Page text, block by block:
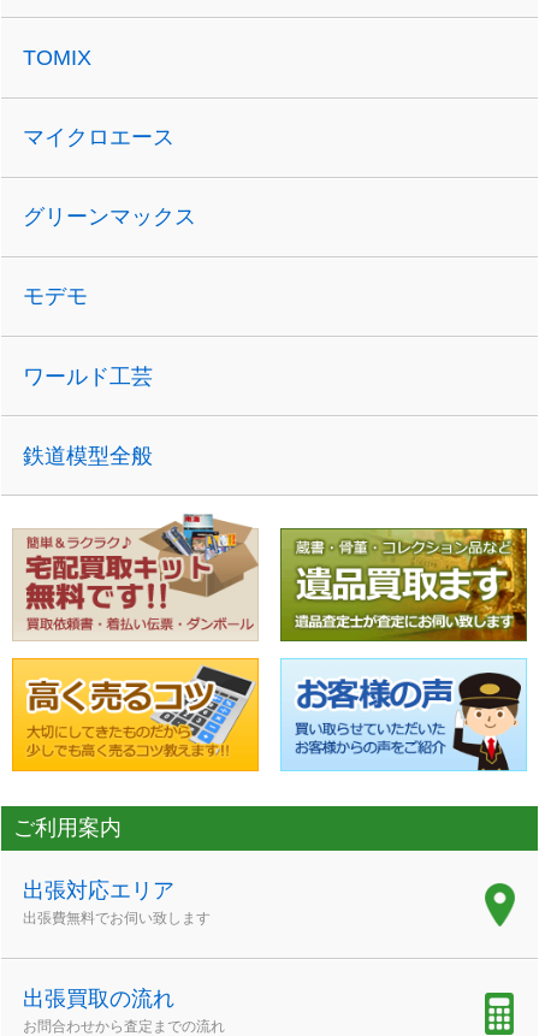
TOMIX
マイクロエース
グリーンマックス
モデモ
ワールド工芸
鉄道模型全般
ご利用案内
出張対応エリア
出張費無料でお伺い致します
出張買取の流れ
お問合わせから査定までの流れ